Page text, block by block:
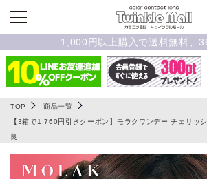
1,000円以上購入で送料無料、
TOP
商品一覧
【3箱で1,760円引きクーポン】モラクワンデー チェリッ
良